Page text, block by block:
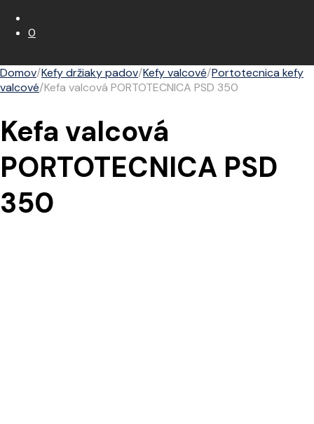
0
Domov/Kefy držiaky padov/Kefy valcové/Portotecnica kefy
valcové/Kefa valcová PORTOTECNICA PSD 350
Kefa valcová
PORTOTECNICA PSD
350